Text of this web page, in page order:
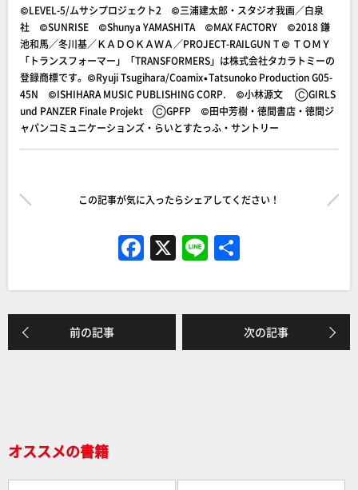
©LEVEL-5/ムサシプロジェクト2 ©三浦建太郎・スタジオ我画／白泉
社 ©︎SUNRISE ©Shunya YAMASHITA ©MAX FACTORY ©2018 鎌
池和馬／冬川基／ＫＡＤＯＫＡＷＡ／PROJECT-RAILGUN T © ＴＯＭＹ
「トランスフォーマー」「TRANSFORMERS」は株式会社タカラトミーの
登録商標です。©Ryuji Tsugihara/Coamix•Tatsunoko Production G05-
45N ©ISHIHARA MUSIC PUBLISHING CORP. ©小林源文 ⒸGIRLS
und PANZER Finale Projekt ⒸGPFP ©田中芳樹・徳間書店・徳間ジ
ャパンコミュニケーションズ・らいとすたっふ・サントリー
この記事が気に入ったらシェアしてください！
F
a
c
e
b
X Li
n
e
前の記事 次の記事
オススメの書籍